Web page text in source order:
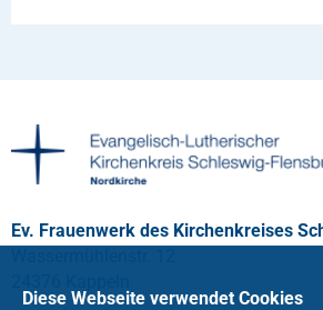
Ev. Frauenwerk des Kirchenkreises
Diese Webseite verwendet Cookies